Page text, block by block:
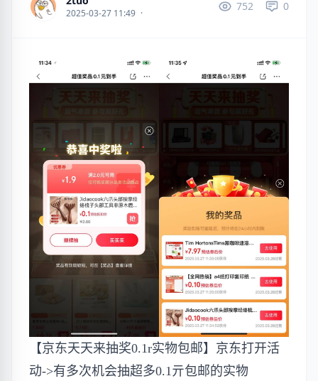
2025-03-27 11:49 ·
752 0
【京东天天来抽奖0.1r实物包邮】京东打开活
动->有多次机会抽超多0.1亓包邮的实物